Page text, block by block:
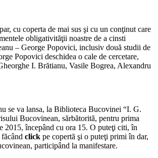
cu coperta de mai sus şi cu un conţinut care
obligativităţii noastre de a cinsti
– George Popovici, inclusiv două studii de
Popovici deschidea o cale de cercetare,
I. Brătianu, Vasile Bogrea, Alexandru
se va lansa, la Biblioteca Bucovinei “I. G.
Bucovinean, sărbătorită, pentru prima
2015, începând cu ora 15. O puteţi citi, în
click pe copertă şi o puteţi primi în dar,
participând la manifestare.